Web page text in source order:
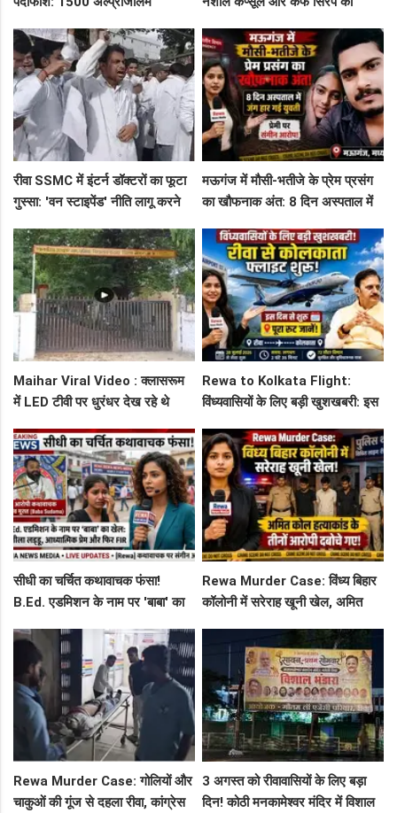
सप्लाई चेन
के पीछे
रीवा SSMC में इंटर्न डॉक्टरों का फूटा
गुस्सा: 'वन स्टाइपेंड' नीति लागू करने
छात्र
मऊगंज में मौसी-भतीजे के प्रेम प्रसंग
का खौफनाक अंत: 8 दिन अस्पताल में
आरोप!
Maihar Viral Video : क्लासरूम
में LED टीवी पर धुरंधर देख रहे थे
शिकायत
Rewa to Kolkata Flight:
विंध्यवासियों के लिए बड़ी खुशखबरी: इस
फ्लाइट, जानें पूरा रूट!
सीधी का चर्चित कथावाचक फंसा!
B.Ed. एडमिशन के नाम पर 'बाबा' का
और फिर FIR
Rewa Murder Case: विंध्य बिहार
कॉलोनी में सरेराह खूनी खेल, अमित
Rewa Murder Case: गोलियों और
चाकुओं की गूंज से दहला रीवा, कांग्रेस
3 अगस्त को रीवावासियों के लिए बड़ा
दिन! कोठी मनकामेश्वर मंदिर में विशाल